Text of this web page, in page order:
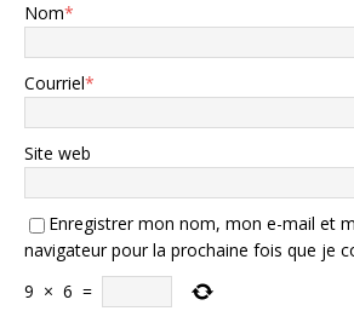
Nom*
Courriel*
Site web
Enregistrer mon nom, mon e-mail et
navigateur pour la prochaine fois que je
9 × 6 =